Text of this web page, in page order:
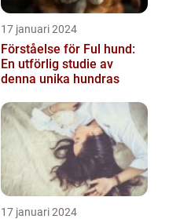
17 januari 2024
Förståelse för Ful hund:
En utförlig studie av
denna unika hundras
17 januari 2024